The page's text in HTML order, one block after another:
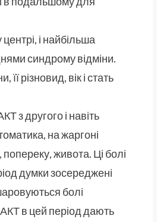
і найбільша
синдрому відміни.
різновид, вік і стать
з другого і навіть
на жаргоні
попереку, живота. Ці болі
думки зосереджені
болі
АКТ в цей період дають